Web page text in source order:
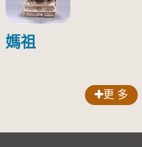
媽祖
更 多